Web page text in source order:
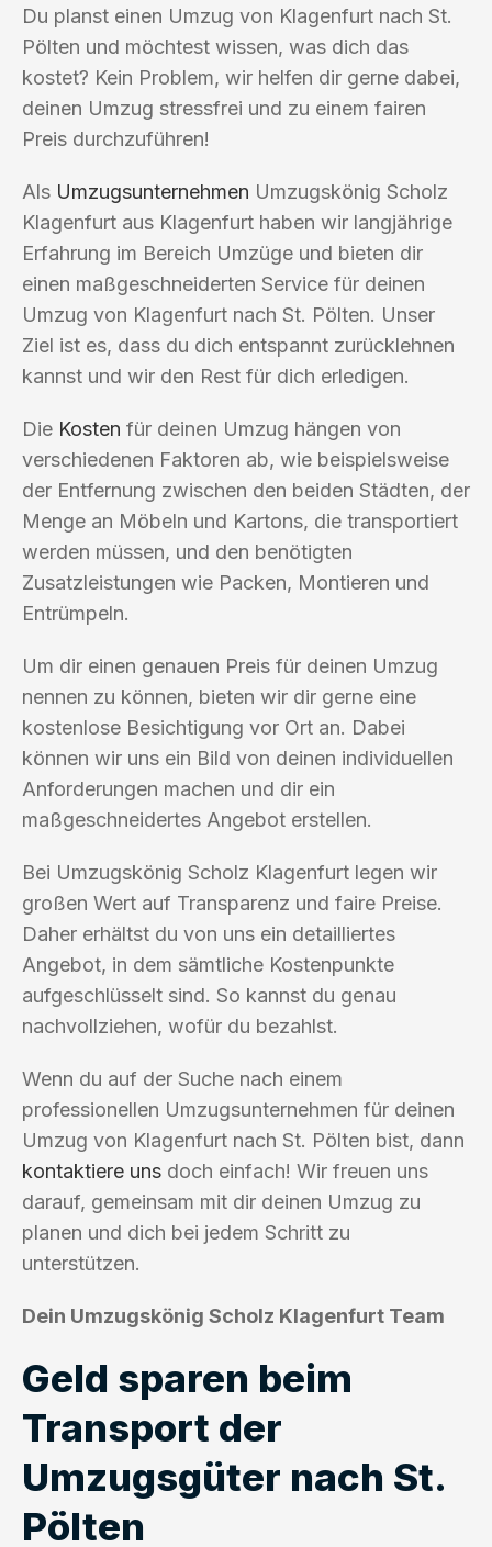
Du planst einen Umzug von Klagenfurt nach St.
Pölten und möchtest wissen, was dich das
kostet? Kein Problem, wir helfen dir gerne dabei,
deinen Umzug stressfrei und zu einem fairen
Preis durchzuführen!
Als Umzugsunternehmen Umzugskönig Scholz
Klagenfurt aus Klagenfurt haben wir langjährige
Erfahrung im Bereich Umzüge und bieten dir
einen maßgeschneiderten Service für deinen
Umzug von Klagenfurt nach St. Pölten. Unser
Ziel ist es, dass du dich entspannt zurücklehnen
kannst und wir den Rest für dich erledigen.
Die Kosten für deinen Umzug hängen von
verschiedenen Faktoren ab, wie beispielsweise
der Entfernung zwischen den beiden Städten, der
Menge an Möbeln und Kartons, die transportiert
werden müssen, und den benötigten
Zusatzleistungen wie Packen, Montieren und
Entrümpeln.
Um dir einen genauen Preis für deinen Umzug
nennen zu können, bieten wir dir gerne eine
kostenlose Besichtigung vor Ort an. Dabei
können wir uns ein Bild von deinen individuellen
Anforderungen machen und dir ein
maßgeschneidertes Angebot erstellen.
Bei Umzugskönig Scholz Klagenfurt legen wir
großen Wert auf Transparenz und faire Preise.
Daher erhältst du von uns ein detailliertes
Angebot, in dem sämtliche Kostenpunkte
aufgeschlüsselt sind. So kannst du genau
nachvollziehen, wofür du bezahlst.
Wenn du auf der Suche nach einem
professionellen Umzugsunternehmen für deinen
Umzug von Klagenfurt nach St. Pölten bist, dann
kontaktiere uns doch einfach! Wir freuen uns
darauf, gemeinsam mit dir deinen Umzug zu
planen und dich bei jedem Schritt zu
unterstützen.
Dein Umzugskönig Scholz Klagenfurt Team
Geld sparen beim
Transport der
Umzugsgüter nach St.
Pölten